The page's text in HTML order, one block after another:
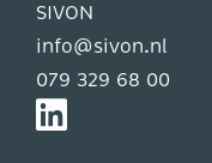
SIVON
info@sivon.nl
079 329 68 00